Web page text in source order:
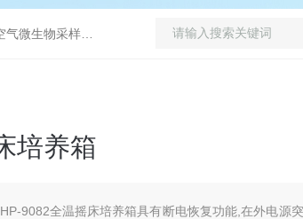
器，水质采样器
培养箱
9082全温摇床培养箱具有断电恢复功能,在外电源